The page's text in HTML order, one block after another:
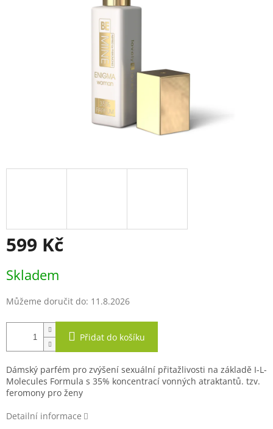
hvězdiček.
599 Kč
cena:
Skladem
Můžeme doručit do: 11.8.2026
Přidat do košíku
Dámský parfém pro zvýšení sexuální přitažlivosti na základě I-L-
Molecules Formula s 35% koncentrací vonných atraktantů. tzv.
feromony pro ženy
Detailní informace